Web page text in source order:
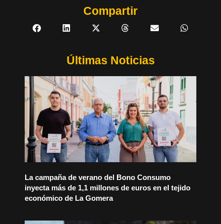
Compartir
Últimas Noticias
La campaña de verano del Bono Consumo
inyecta más de 1,1 millones de euros en el tejido
económico de La Gomera